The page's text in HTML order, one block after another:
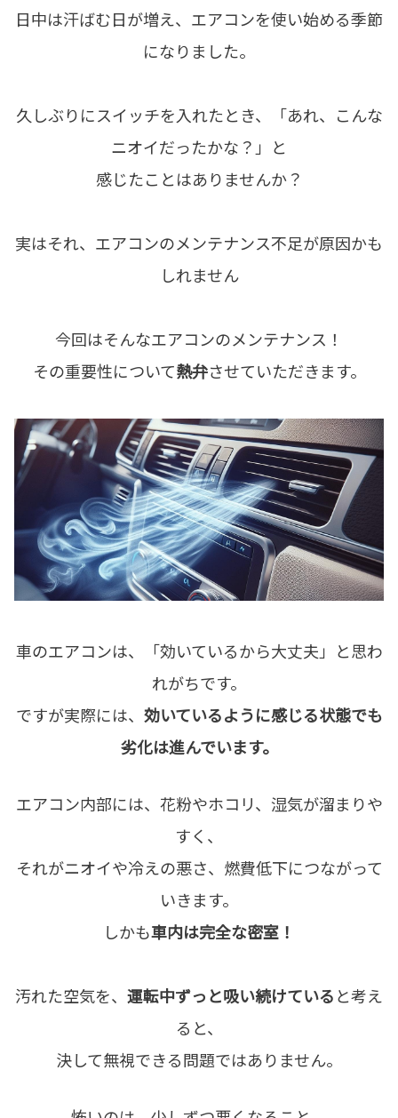
日中は汗ばむ日が増え、エアコンを使い始める季節
になりました。
久しぶりにスイッチを入れたとき、「あれ、こんな
ニオイだったかな？」と
感じたことはありませんか？
実はそれ、エアコンのメンテナンス不足が原因かも
しれません
今回はそんなエアコンのメンテナンス！
その重要性について熱弁させていただきます。
車のエアコンは、「効いているから大丈夫」と思わ
れがちです。
ですが実際には、 効いているように感じる状態でも
劣化は進んでいます。
エアコン内部には、花粉やホコリ、湿気が溜まりや
すく、
それがニオイや冷えの悪さ、燃費低下につながって
いきます。
しかも車内は完全な密室！
汚れた空気を、 運転中ずっと吸い続けていると考え
ると、
決して無視できる問題ではありません。